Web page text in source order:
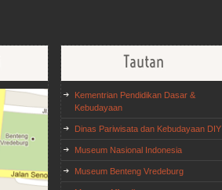
Tautan
Kementrian Pendidikan Dasar &
Kebudayaan
Dinas Pariwisata dan Kebudayaan DIY
Museum Nasional Indonesia
Museum Benteng Vredeburg